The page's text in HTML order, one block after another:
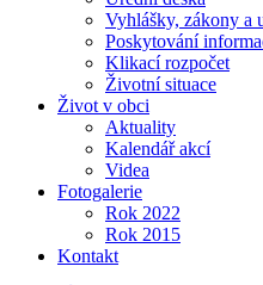
Vyhlášky, zákony a
Poskytování
Klikací rozpočet
Životní situace
Život v obci
Aktuality
Kalendář akcí
Videa
Fotogalerie
Rok 2022
Rok 2015
Kontakt